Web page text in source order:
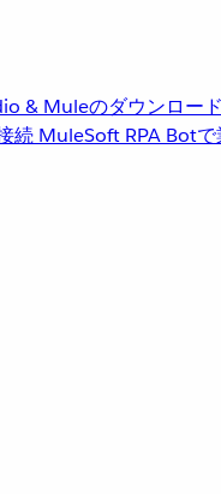
& Muleのダウンロード
続 MuleSoft RPA Botで